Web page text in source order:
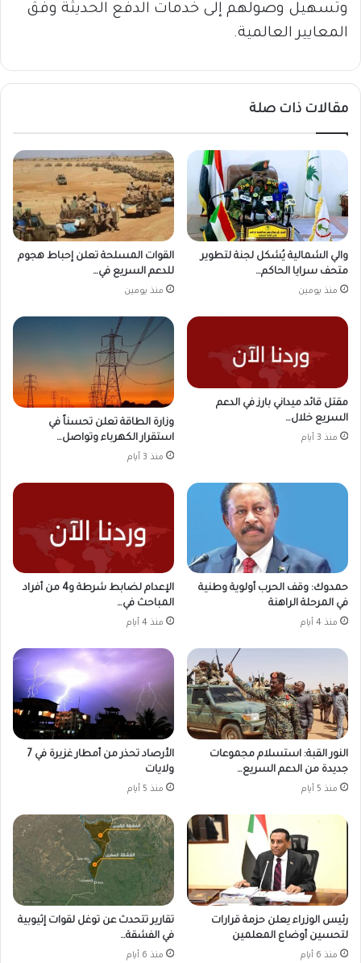
وتسهيل وصولهم إلى خدمات الدفع الحديثة وفق
المعايير العالمية.
مقالات ذات صلة
والي الشمالية يُشكل لجنة لتطوير
متحف سرايا الحاكم…
منذ يومين
القوات المسلحة تعلن إحباط هجوم
للدعم السريع في…
منذ يومين
مقتل قائد ميداني بارز في الدعم
السريع خلال…
منذ 3 أيام
وزارة الطاقة تعلن تحسناً في
استقرار الكهرباء وتواصل…
منذ 3 أيام
حمدوك: وقف الحرب أولوية وطنية
في المرحلة الراهنة
منذ 4 أيام
الإعدام لضابط شرطة و4 من أفراد
المباحث في…
منذ 4 أيام
النور القبة: استسلام مجموعات
جديدة من الدعم السريع…
منذ 5 أيام
الأرصاد تحذر من أمطار غزيرة في 7
ولايات
منذ 5 أيام
رئيس الوزراء يعلن حزمة قرارات
لتحسين أوضاع المعلمين
منذ 6 أيام
تقارير تتحدث عن توغل لقوات إثيوبية
في الفشقة…
منذ 6 أيام